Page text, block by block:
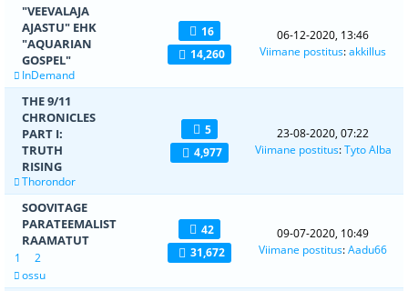
"VEEVALAJA
AJASTU" EHK
"AQUARIAN
GOSPEL"
InDemand
16
14,260
06-12-2020, 13:46
Viimane postitus:akkillus
THE 9/11
CHRONICLES
PART I:
TRUTH
RISING
Thorondor
5
4,977
23-08-2020, 07:22
Viimane postitus:Tyto Alba
SOOVITAGE
PARATEEMALIST
RAAMATUT
1
2
ossu
42
31,672
09-07-2020, 10:49
Viimane postitus:Aadu66